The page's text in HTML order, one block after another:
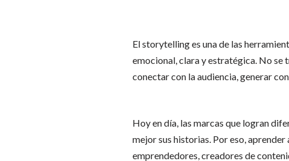
El storytelling es una de las
emocional, clara y estratégica. No se
conectar con la audiencia, generar
Hoy en día, las marcas que logran
mejor sus historias. Por eso,
emprendedores, creadores de